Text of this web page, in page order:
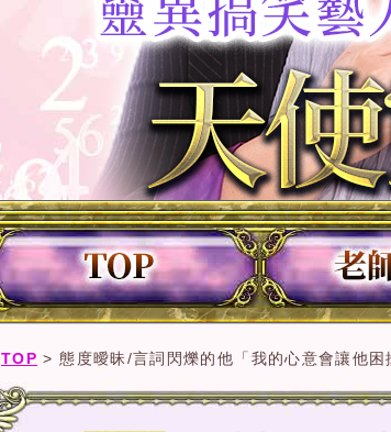
TOP >態度曖昧/言詞閃爍的他「我的心意會讓他